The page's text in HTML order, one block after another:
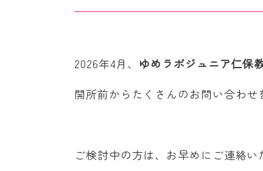
2026年4月、 ゆめラボジュニア仁保
開所前からたくさんのお問い合わ
ご検討中の方は、お早めにご連絡い